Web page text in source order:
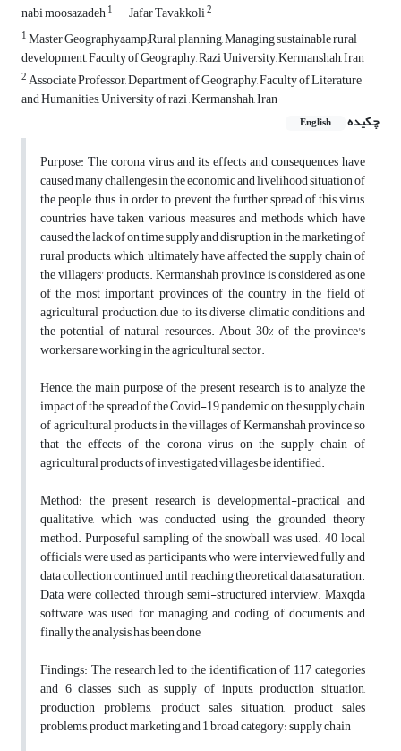
nabi moosazadeh1 Jafar Tavakkoli2
1Master Geography&amp;Rural planning, Managing sustainable rural
development, Faculty of Geography, Razi University, Kermanshah, Iran
2Associate Professor, Department of Geography, Faculty of Literature
and Humanities, University of razi , Kermanshah, Iran
چکیده
English
Purpose: The corona virus and its effects and consequences have
caused many challenges in the economic and livelihood situation of
the people, thus, in order to prevent the further spread of this virus,
countries have taken various measures and methods which have
caused the lack of on time supply and disruption in the marketing of
rural products, which ultimately have affected the supply chain of
the villagers' products. Kermanshah province is considered as one
of the most important provinces of the country in the field of
agricultural production, due to its diverse climatic conditions and
the potential of natural resources. About 30% of the province's
workers are working in the agricultural sector.
Hence, the main purpose of the present research is to analyze the
impact of the spread of the Covid-19 pandemic on the supply chain
of agricultural products in the villages of Kermanshah province so
that the effects of the corona virus on the supply chain of
agricultural products of investigated villages be identified.
Method: the present research is developmental-practical and
qualitative, which was conducted using the grounded theory
method. Purposeful sampling of the snowball was used. 40 local
officials were used as participants, who were interviewed fully and
data collection continued until reaching theoretical data saturation.
Data were collected through semi-structured interview. Maxqda
software was used for managing and coding of documents and
finally the analysis has been done
Findings: The research led to the identification of 117 categories
and 6 classes such as supply of inputs, production situation,
production problems, product sales situation, product sales
problems, product marketing and 1 broad category: supply chain